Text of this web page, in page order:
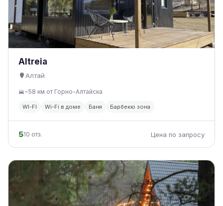
Altreia
Алтай
~58 км от Горно-Алтайска
WI-FI Wi-Fi в доме Баня Барбекю зона
510 отз. Цена по запросу